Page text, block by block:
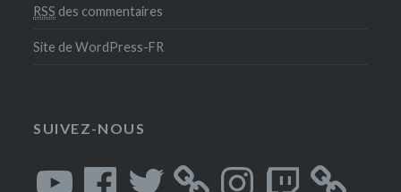
RSS des commentaires
Site de WordPress-FR
SUIVEZ-NOUS
YouTubeFacebook Twitter InstagramTwitch